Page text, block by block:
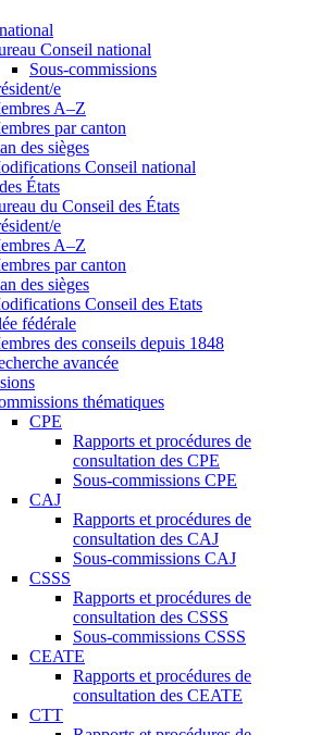
Conseil national
Sous-commissions
e
A–Z
par canton
des sièges
Conseil national
États
du Conseil des États
e
A–Z
par canton
des sièges
Conseil des Etats
fédérale
des conseils depuis 1848
avancée
thématiques
CPE
Rapports et procédures de
consultation des CPE
Sous-commissions CPE
CAJ
Rapports et procédures de
consultation des CAJ
Sous-commissions CAJ
CSSS
Rapports et procédures de
consultation des CSSS
Sous-commissions CSSS
CEATE
Rapports et procédures de
consultation des CEATE
CTT